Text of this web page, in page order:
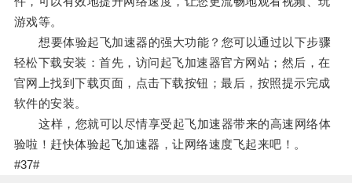
游戏等。
想要体验起飞加速器的强大功能？您可以通过以下步骤
轻松下载安装：首先，访问起飞加速器官方网站；然后，在
官网上找到下载页面，点击下载按钮；最后，按照提示完成
软件的安装。
这样，您就可以尽情享受起飞加速器带来的高速网络体
验啦！赶快体验起飞加速器，让网络速度飞起来吧！。
#37#